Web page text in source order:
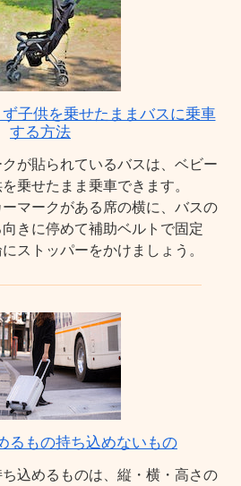
子供を乗せたままバスに乗車
する方法
が貼られているバスは、ベビー
乗せたまま乗車できます。
マークがある席の横に、バスの
きに停めて補助ベルトで固定
ストッパーをかけましょう。
るもの持ち込めないもの
込めるものは、縦・横・高さの